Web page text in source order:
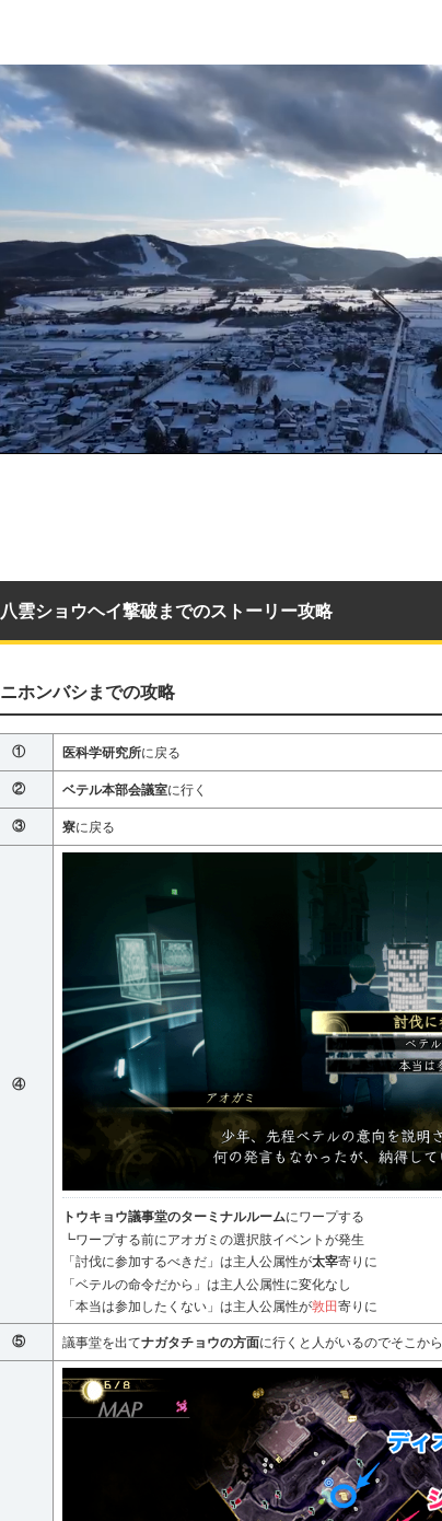
八雲ショウヘイ撃破までのストーリー攻略
ニホンバシまでの攻略
① 医科学研究所に戻る
② ベテル本部会議室に行く
③ 寮に戻る
④
トウキョウ議事堂のターミナルルームにワープする
┗ワープする前にアオガミの選択肢イベントが発生
「討伐に参加するべきだ」は主人公属性が太宰寄りに
「ベテルの命令だから」は主人公属性に変化なし
「本当は参加したくない」は主人公属性が敦田寄りに
⑤ 議事堂を出てナガタチョウの方面に行くと人がいるのでそこから